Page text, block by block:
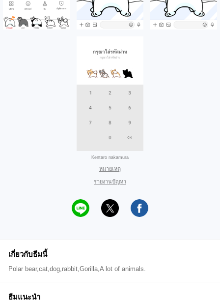
Kentaro nakamura
หมายเหตุ
รายงานปัญหา
เกี่ยวกับธีมนี้
Polar bear,cat,dog,rabbit,Gorilla,A lot of animals.
ธีมแนะนำ